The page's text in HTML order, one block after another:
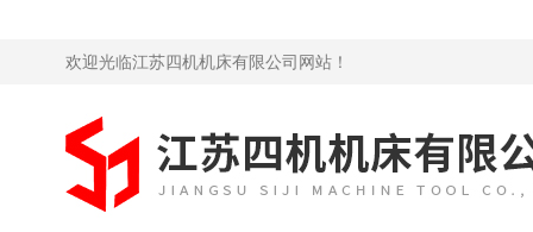
欢迎光临江苏四机机床有限公司网站！